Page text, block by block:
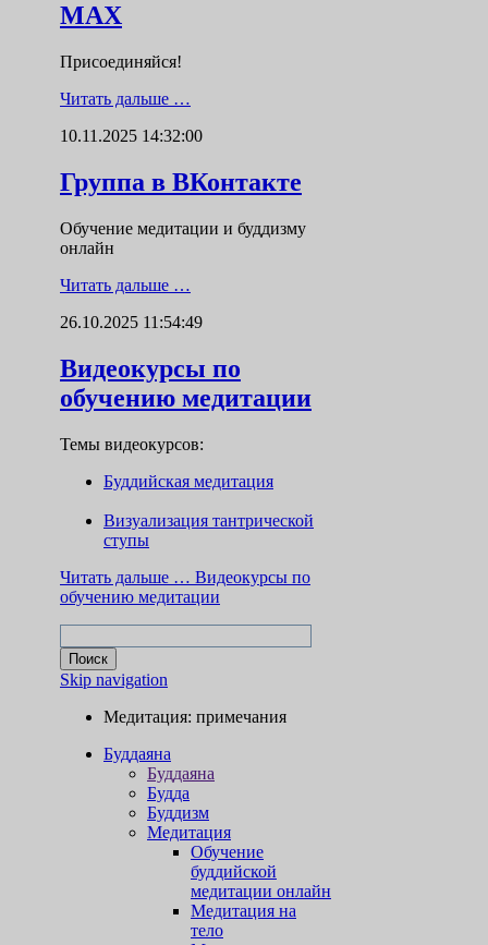
MAX
Присоединяйся!
Читать дальше …
10.11.2025 14:32:00
Группа в ВКонтакте
Обучение медитации и буддизму
онлайн
Читать дальше …
26.10.2025 11:54:49
Видеокурсы по
обучению медитации
Темы видеокурсов:
Буддийская медитация
Визуализация тантрической
ступы
Читать дальше … Видеокурсы по
обучению медитации
Skip navigation
Медитация: примечания
Буддаяна
Буддаяна
Будда
Буддизм
Медитация
Обучение
буддийской
медитации онлайн
Медитация на
тело